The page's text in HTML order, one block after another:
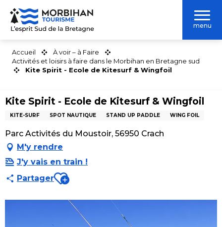
Aller
contenu
menu
Accueil
À voir – à Faire
Activités et loisirs à faire dans le Morbihan en Bretagne sud
Kite Spirit - Ecole de Kitesurf & Wingfoil
Kite Spirit - Ecole de Kitesurf & Wingfoil
KITE-SURF SPOT NAUTIQUE STAND UP PADDLE WING FOIL
Parc Activités du Moustoir, 56950 Crach
M'y rendre
J'y vais en train !
PartagerAjouter aux favoris